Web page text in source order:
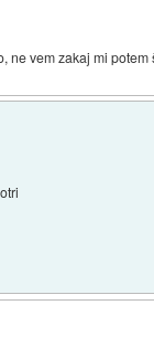
vem zakaj mi